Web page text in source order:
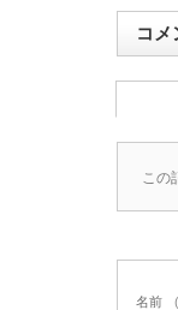
コメ
この
名前